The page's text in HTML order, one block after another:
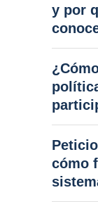
y por
cómo